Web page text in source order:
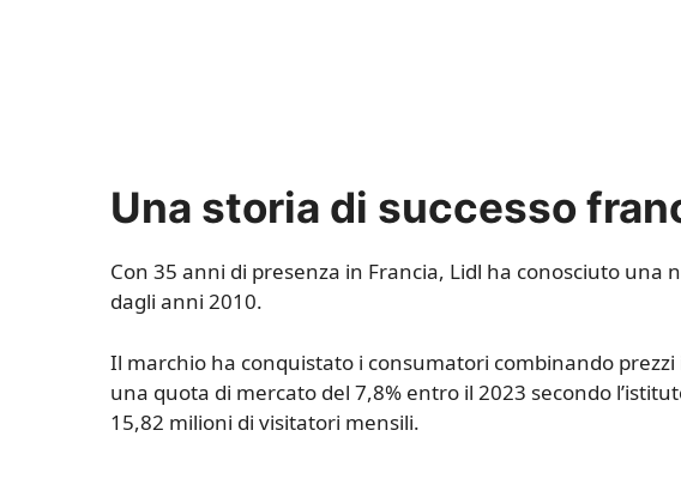
Una storia di successo
Con 35 anni di presenza in Francia, Lidl ha conosciuto una
dagli anni 2010.
Il marchio ha conquistato i consumatori combinando
una quota di mercato del 7,8% entro il 2023 secondo
15,82 milioni di visitatori mensili.